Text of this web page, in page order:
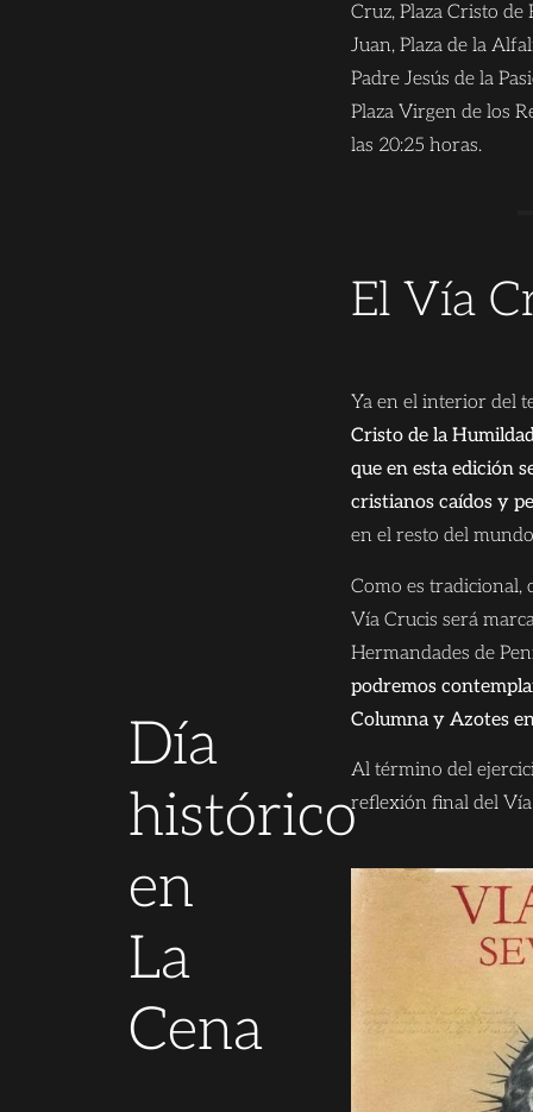
Día
histórico
en
La
Cena
Cruz, Plaza Cristo de
Juan, Plaza de la
Padre Jesús de la
Plaza Virgen de los
las 20:25 horas.
El Vía
Ya en el interior del
Cristo de la
que en esta edición
cristianos caídos y
en el resto del
Como es tradicional,
Vía Crucis será
Hermandades de
podremos
Columna y Azotes
Al término del
reflexión final del